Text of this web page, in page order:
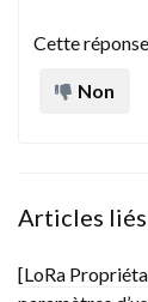
Cette
Non
Articles liés
[LoRa